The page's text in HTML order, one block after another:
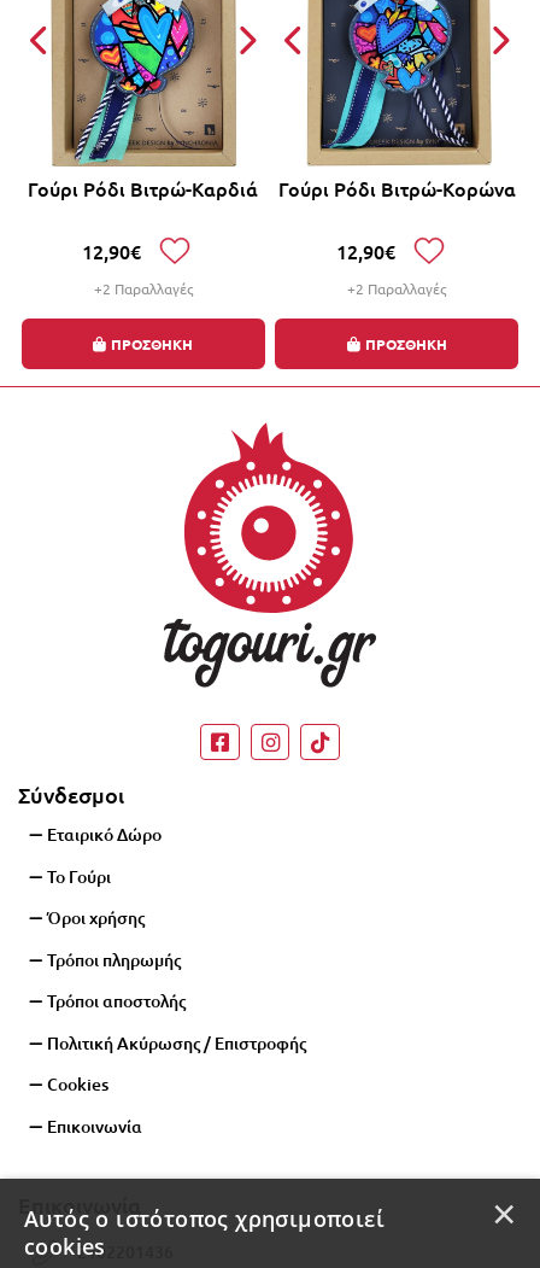
Γούρι Ρόδι Βιτρώ-Καρδιά
12,90€
+2 Παραλλαγές
ΠΡΟΣΘΗΚΗ
Γούρι Ρόδι Βιτρώ-Κορώνα
12,90€
+2 Παραλλαγές
ΠΡΟΣΘΗΚΗ
γουριών, αυτόματα στο καλάθι σας!
Σύνδεσμοι
Εταιρικό Δώρο
Το Γούρι
Όροι χρήσης
Τρόποι πληρωμής
Τρόποι αποστολής
Πολιτική Ακύρωσης / Επιστροφής
Cookies
Επικοινωνία
Επικοινωνία
2102201436
×
Αυτός ο ιστότοπος χρησιμοποιεί
cookies